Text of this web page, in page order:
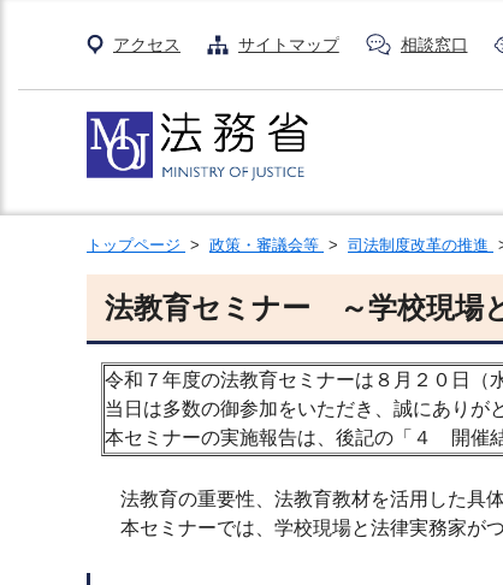
アクセス サイトマップ 相談窓口
トップページ > 政策・審議会等 > 司法制度改革の推進
法教育セミナー ～学校現場
令和７年度の法教育セミナーは８月２０日（
当日は多数の御参加をいただき、誠にありが
本セミナーの実施報告は、後記の「４ 開催
法教育の重要性、法教育教材を活用した具
本セミナーでは、学校現場と法律実務家が